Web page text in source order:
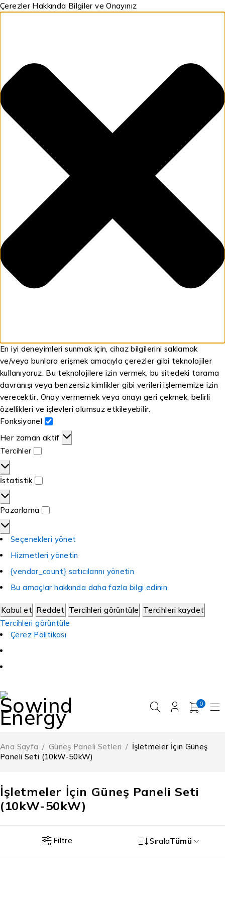
Çerezler Hakkında Bilgiler ve Onayınız
En iyi deneyimleri sunmak için, cihaz bilgilerini saklamak
ve/veya bunlara erişmek amacıyla çerezler gibi teknolojiler
kullanıyoruz. Bu teknolojilere izin vermek, bu sitedeki tarama
davranışı veya benzersiz kimlikler gibi verileri işlememize izin
verecektir. Onay vermemek veya onayı geri çekmek, belirli
özellikleri ve işlevleri olumsuz etkileyebilir.
Fonksiyonel
Her zaman aktif
Tercihler
İstatistik
Pazarlama
Seçenekleri yönet
Hizmetleri yönetin
{vendor_count} satıcılarını yönetin
Bu amaçlar hakkında daha fazla bilgi edinin
Kabul et Reddet Tercihleri görüntüle Tercihleri kaydet
Tercihleri görüntüle
Çerez Politikası
0
İşletmeler İçin Güneş Paneli Seti
(10kW-50kW)
Ana Sayfa / Güneş Paneli Setleri / İşletmeler İçin Güneş
Paneli Seti (10kW-50kW)
Filtre SıralaTümü